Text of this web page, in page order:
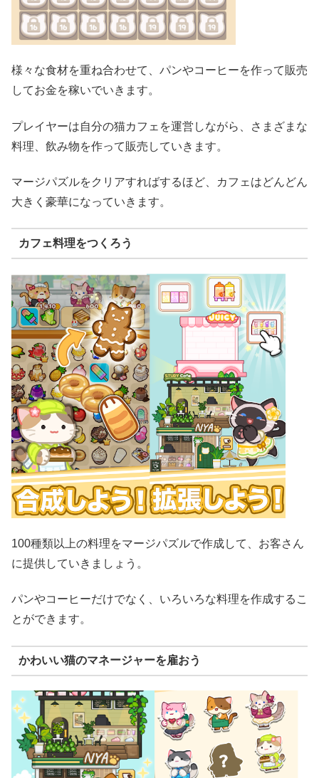
様々な食材を重ね合わせて、パンやコーヒーを作って販売
してお金を稼いでいきます。
プレイヤーは自分の猫カフェを運営しながら、さまざまな
料理、飲み物を作って販売していきます。
マージパズルをクリアすればするほど、カフェはどんどん
大きく豪華になっていきます。
カフェ料理をつくろう
100種類以上の料理をマージパズルで作成して、お客さん
に提供していきましょう。
パンやコーヒーだけでなく、いろいろな料理を作成するこ
とができます。
かわいい猫のマネージャーを雇おう